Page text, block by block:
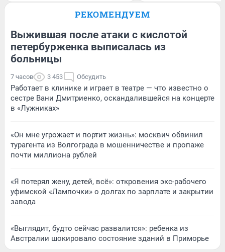
РЕКОМЕНДУЕМ
Выжившая после атаки с кислотой
петербурженка выписалась из
больницы
7 часов 3 453 Обсудить
Работает в клинике и играет в театре — что известно о
сестре Вани Дмитриенко, оскандалившейся на концерте
в «Лужниках»
«Он мне угрожает и портит жизнь»: москвич обвинил
турагента из Волгограда в мошенничестве и пропаже
почти миллиона рублей
«Я потерял жену, детей, всё»: откровения экс-рабочего
уфимской «Лампочки» о долгах по зарплате и закрытии
завода
«Выглядит, будто сейчас развалится»: ребенка из
Австралии шокировало состояние зданий в Приморье